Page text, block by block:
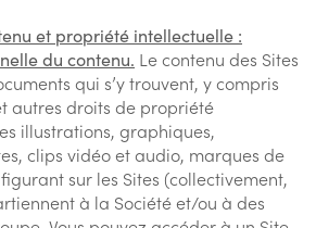
et propriété intellectuelle :
du contenu. Le contenu des Sites
qui s’y trouvent, y compris
autres droits de propriété
illustrations, graphiques,
clips vidéo et audio, marques de
sur les Sites (collectivement,
à la Société et/ou à des